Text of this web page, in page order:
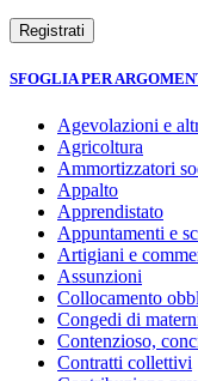
SFOGLIA PER
Agevolazioni e
Agricoltura
Ammortizzatori
Appalto
Apprendistato
Appuntamenti e
Artigiani e
Assunzioni
Collocamento
Congedi di
Contenzioso,
Contratti collettivi